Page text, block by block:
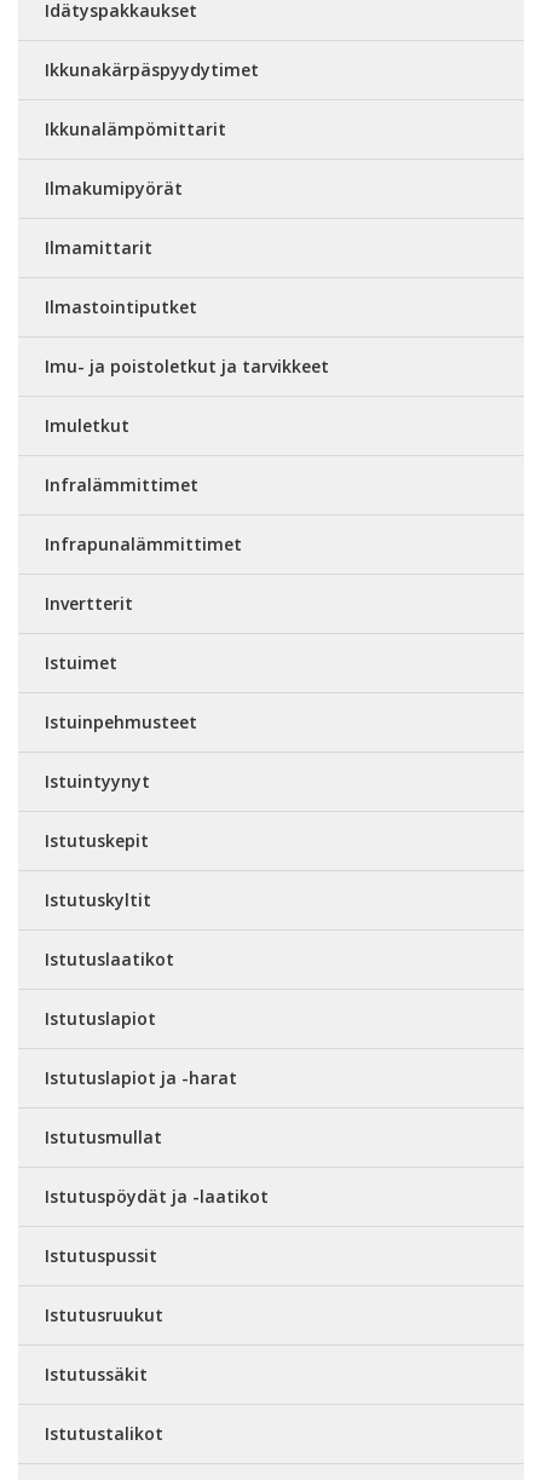
Idätyspakkaukset
Ikkunakärpäspyydytimet
Ikkunalämpömittarit
Ilmakumipyörät
Ilmamittarit
Ilmastointiputket
Imu- ja poistoletkut ja tarvikkeet
Imuletkut
Infralämmittimet
Infrapunalämmittimet
Invertterit
Istuimet
Istuinpehmusteet
Istuintyynyt
Istutuskepit
Istutuskyltit
Istutuslaatikot
Istutuslapiot
Istutuslapiot ja -harat
Istutusmullat
Istutuspöydät ja -laatikot
Istutuspussit
Istutusruukut
Istutussäkit
Istutustalikot